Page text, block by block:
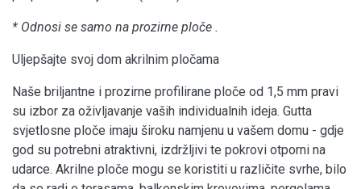
* Odnosi se samo na prozirne ploče .
Uljepšajte svoj dom akrilnim pločama
Naše briljantne i prozirne profilirane ploče od 1,5 mm pravi
su izbor za oživljavanje vaših individualnih ideja. Gutta
svjetlosne ploče imaju široku namjenu u vašem domu - gdje
god su potrebni atraktivni, izdržljivi te pokrovi otporni na
udarce. Akrilne ploče mogu se koristiti u različite svrhe, bilo